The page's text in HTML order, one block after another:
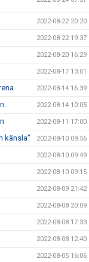
2022-08-22 20:20
2022-08-22 19:37
2022-08-20 16:29
2022-08-17 13:01
2022-08-14 16:39
2022-08-14 10:05
2022-08-11 17:00
känsla" 2022-08-10 09:56
2022-08-10 09:49
2022-08-10 09:15
2022-08-09 21:42
2022-08-08 20:09
2022-08-08 17:33
2022-08-08 12:40
2022-08-05 16:06